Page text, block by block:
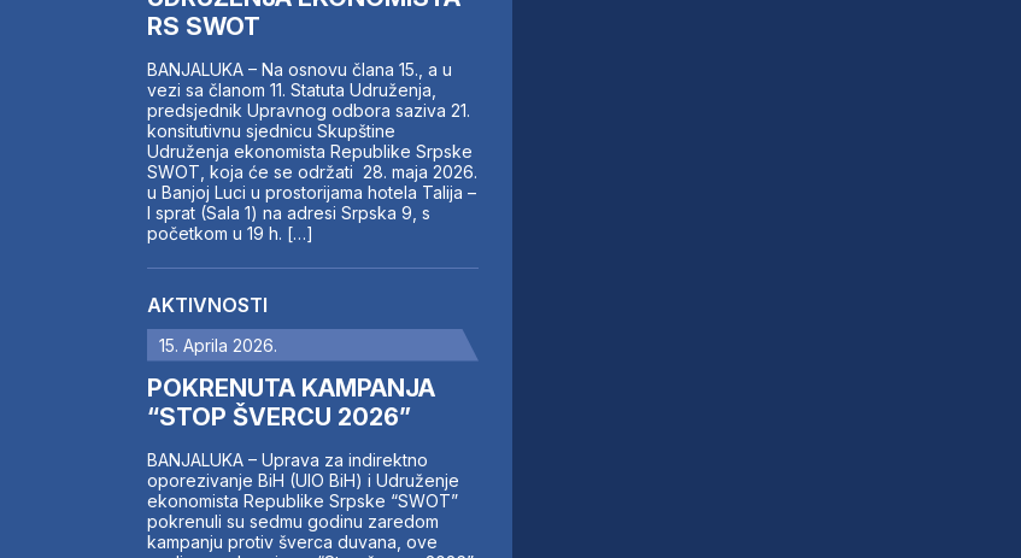
RS SWOT
BANJALUKA – Na osnovu člana 15., a u
vezi sa članom 11. Statuta Udruženja,
predsjednik Upravnog odbora saziva 21.
konsitutivnu sjednicu Skupštine
Udruženja ekonomista Republike Srpske
SWOT, koja će se održati 28. maja 2026.
u Banjoj Luci u prostorijama hotela Talija –
I sprat (Sala 1) na adresi Srpska 9, s
početkom u 19 h. […]
AKTIVNOSTI
15. Aprila 2026.
POKRENUTA KAMPANJA
“STOP ŠVERCU 2026”
BANJALUKA – Uprava za indirektno
oporezivanje BiH (UIO BiH) i Udruženje
ekonomista Republike Srpske “SWOT”
pokrenuli su sedmu godinu zaredom
kampanju protiv šverca duvana, ove